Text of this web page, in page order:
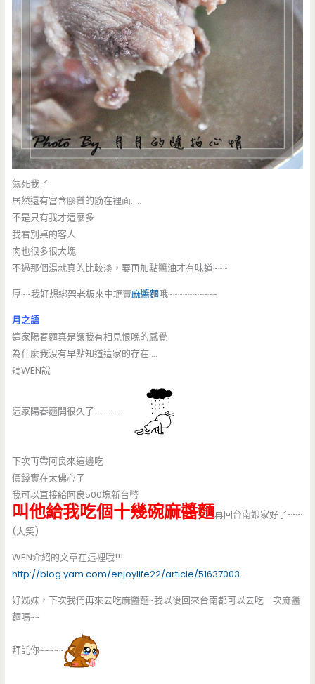
氣死我了
居然還有富含膠質的筋在裡面…..
不是只有我才這麼多
我看別桌的客人
肉也很多很大塊
不過那個湯就真的比較淡，要再加點醬油才有味道~~~
厚~~我好想綁架老板來中壢賣麻醬麵哦~~~~~~~~~~
月之語
這家陽春麵真是讓我有相見恨晚的感覺
為什麼我沒有早點知道這家的存在….
聽WEN說
這家陽春麵開很久了…………..
下次再帶阿良來這邊吃
價錢實在太佛心了
我可以直接給阿良500塊新台幣
叫他給我吃個十幾碗麻醬麵再回台南娘家好了~~~
(大笑)
WEN介紹的文章在這裡哦!!!
http://blog.yam.com/enjoylife22/article/51637003
好姊妹，下次我們再來去吃麻醬麵~我以後回來台南都可以去吃一次麻醬
麵嗎~~
拜託你~~~~~